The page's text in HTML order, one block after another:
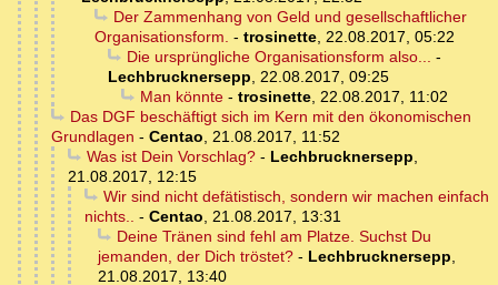
Der Zammenhang von Geld und gesellschaftlicher
Organisationsform. - trosinette, 22.08.2017, 05:22
Die ursprüngliche Organisationsform also... -
Lechbrucknersepp, 22.08.2017, 09:25
Man könnte- trosinette, 22.08.2017, 11:02
Das DGF beschäftigt sich im Kern mit den ökonomischen
Grundlagen - Centao, 21.08.2017, 11:52
Was ist Dein Vorschlag?- Lechbrucknersepp,
21.08.2017, 12:15
Wir sind nicht defätistisch, sondern wir machen einfach
nichts.. - Centao, 21.08.2017, 13:31
Deine Tränen sind fehl am Platze. Suchst Du
jemanden, der Dich tröstet? - Lechbrucknersepp,
21.08.2017, 13:40